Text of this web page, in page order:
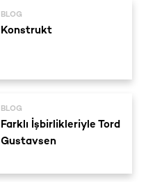
BLOG
Konstrukt
BLOG
Farklı İşbirlikleriyle Tord
Gustavsen